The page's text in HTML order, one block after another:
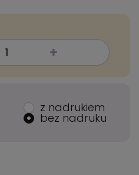
z nadrukiem
bez nadruku